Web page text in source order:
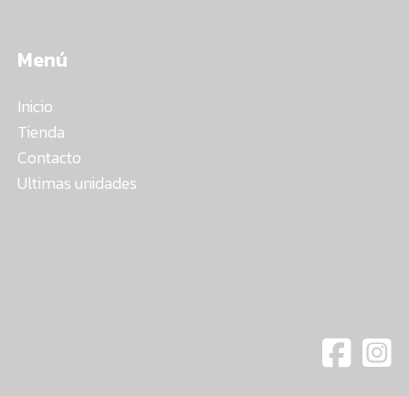
Menú
Inicio
Tienda
Contacto
Ultimas unidades